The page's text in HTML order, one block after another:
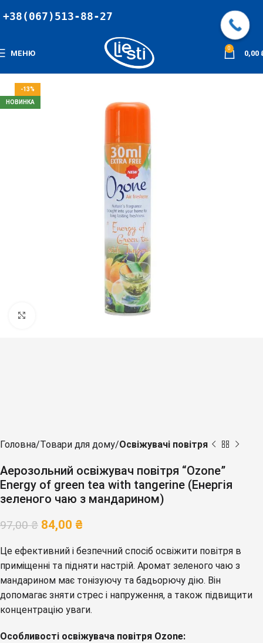
+38(067)513-88-27
МЕНЮ
0
0,00
-13%
НОВИНКА
Клацніть, щоб збільшити
Головна Товари для дому Освіжувачі повітря
Аерозольний освіжувач повітря “Ozone”
Energy of green tea with tangerine (Енергія
зеленого чаю з мандарином)
97,00₴ 84,00 ₴
Це ефективний і безпечний спосіб освіжити повітря в
приміщенні та підняти настрій. Аромат зеленого чаю з
мандарином має тонізуючу та бадьорючу дію. Він
допомагає зняти стрес і напруження, а також підвищити
концентрацію уваги.
Особливості освіжувача повітря Ozone: